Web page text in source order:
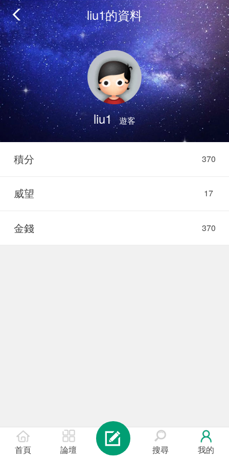
liu1的資料
liu1 遊客
370
積分
17
威望
370
金錢
首頁 論壇 搜尋 我的